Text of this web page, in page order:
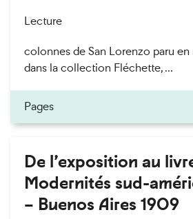
Lecture
colonnes de San Lorenzo paru
dans la collection Fléchette, ...
Pages
De l’exposition au
Modernités sud-
– Buenos Aires 1909